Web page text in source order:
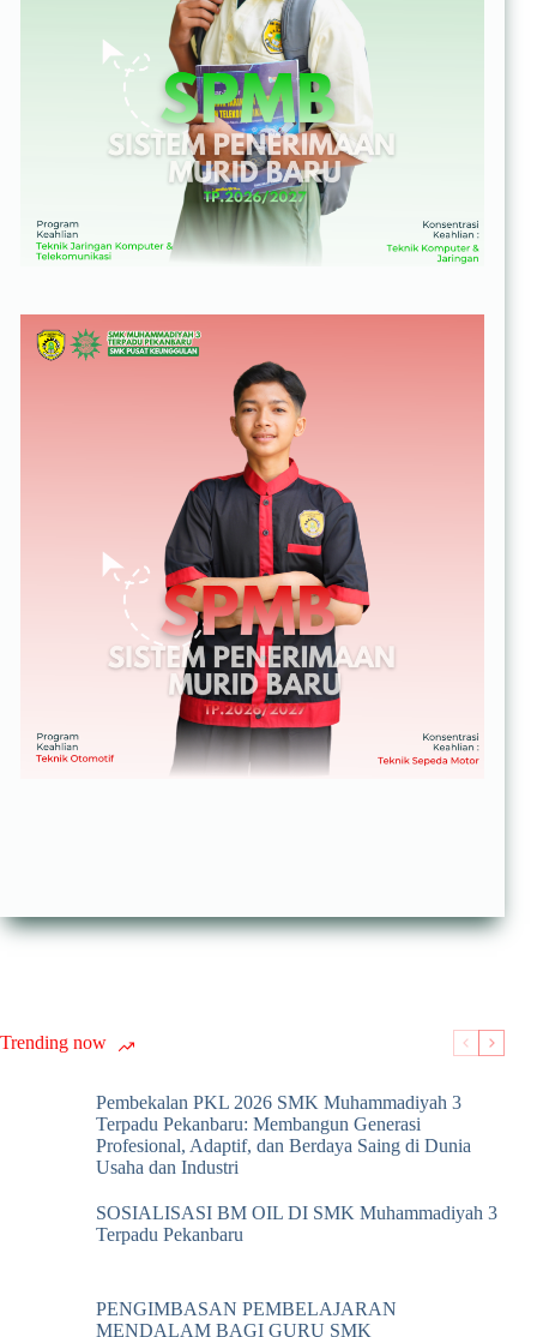
Trending now
Pembekalan PKL 2026 SMK Muhammadiyah 3
Terpadu Pekanbaru: Membangun Generasi
Profesional, Adaptif, dan Berdaya Saing di Dunia
Usaha dan Industri
SOSIALISASI BM OIL DI SMK Muhammadiyah 3
Terpadu Pekanbaru
PENGIMBASAN PEMBELAJARAN
MENDALAM BAGI GURU SMK